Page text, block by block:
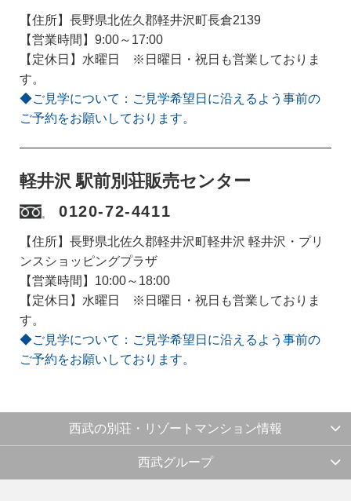
【住所】長野県北佐久郡軽井沢町長倉2139
【営業時間】9:00～17:00
【定休日】水曜日 ※日曜日・祝日も営業しておりま
す。
◆ご見学について：ご見学希望日に沿えるよう事前の
ご予約をお願いしております。
軽井沢 駅前別荘販売センター
0120-72-4411
【住所】長野県北佐久郡軽井沢町軽井沢 軽井沢・プリ
ンスショッピングプラザ
【営業時間】10:00～18:00
【定休日】水曜日 ※日曜日・祝日も営業しておりま
す。
◆ご見学について：ご見学希望日に沿えるよう事前の
ご予約をお願いしております。
西武の別荘・リゾートマンション情報
西武グループ